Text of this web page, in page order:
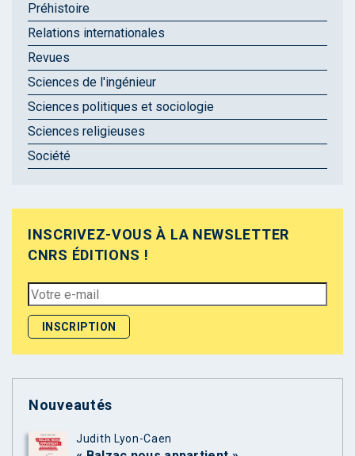
Préhistoire
Relations internationales
Revues
Sciences de l'ingénieur
Sciences politiques et sociologie
Sciences religieuses
Société
INSCRIVEZ-VOUS À LA NEWSLETTER
CNRS ÉDITIONS !
Nouveautés
Judith Lyon-Caen